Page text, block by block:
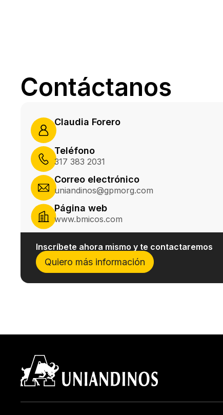
Contáctanos
Claudia Forero
Teléfono
317 383 2031
Correo electrónico
uniandinos@gpmorg.com
Página web
www.bmicos.com
Inscríbete ahora mismo y te contactaremos
Quiero más información